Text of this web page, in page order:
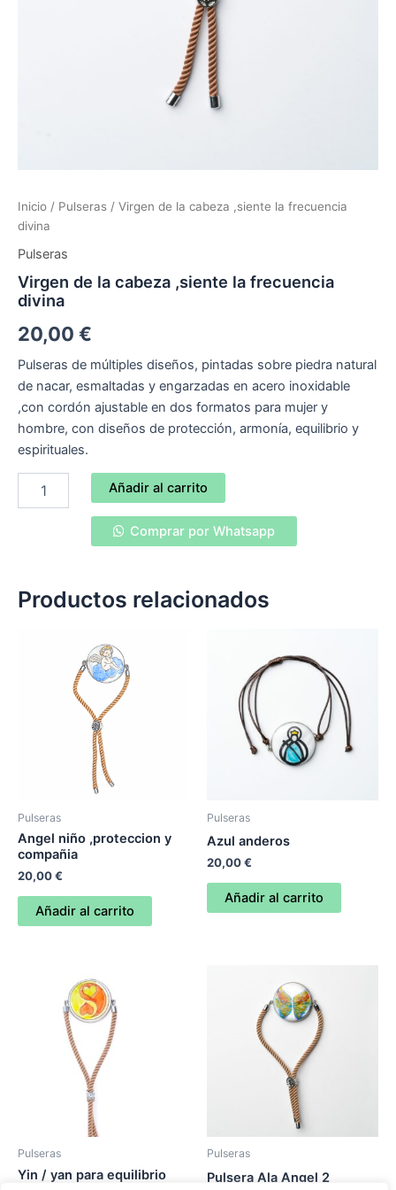
Inicio / Pulseras / Virgen de la cabeza ,siente la frecuencia
divina
Pulseras
Virgen de la cabeza ,siente la frecuencia
divina
20,00 €
Pulseras de múltiples diseños, pintadas sobre piedra natural
de nacar, esmaltadas y engarzadas en acero inoxidable
,con cordón ajustable en dos formatos para mujer y
hombre, con diseños de protección, armonía, equilibrio y
espirituales.
divina
Añadir al carrito
Comprar por Whatsapp
Productos relacionados
Pulseras
Angel niño ,proteccion y
compañia
20,00€
Añadir al carrito
Pulseras
Azul anderos
20,00€
Añadir al carrito
Pulseras
Yin / yan para equilibrio
Pulseras
Pulsera Ala Angel 2